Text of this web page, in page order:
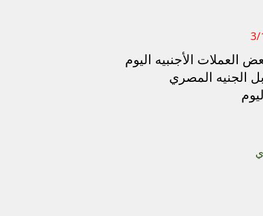
العملات الأجنبيه اليوم
الجنيه المصري